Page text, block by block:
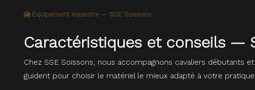
🎦 Équipement équestre — SSE Soissons
Caractéristiques et conseils —
Chez SSE Soissons, nous accompagnons cavaliers
guident pour choisir le matériel le mieux adapté à votre